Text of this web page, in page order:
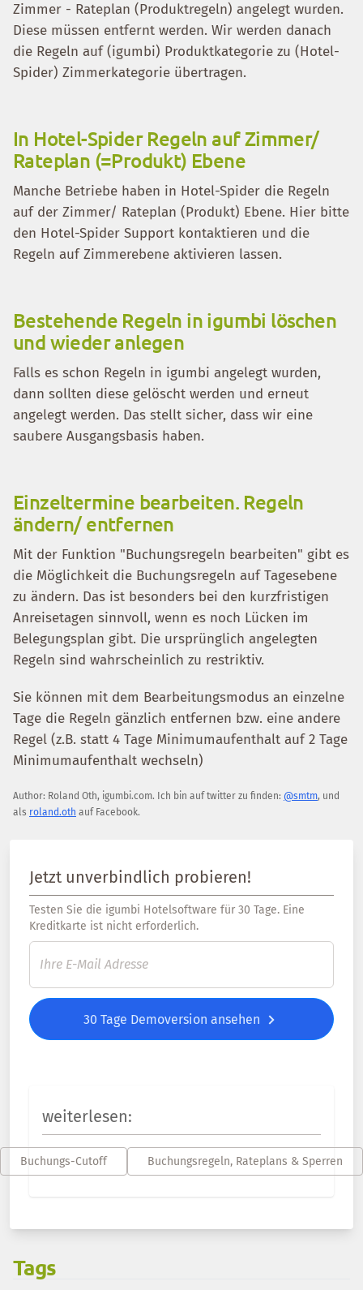
Zimmer - Rateplan (Produktregeln) angelegt wurden.
Diese müssen entfernt werden. Wir werden danach
die Regeln auf (igumbi) Produktkategorie zu (Hotel-
Spider) Zimmerkategorie übertragen.
In Hotel-Spider Regeln auf Zimmer/
Rateplan (=Produkt) Ebene
Manche Betriebe haben in Hotel-Spider die Regeln
auf der Zimmer/ Rateplan (Produkt) Ebene. Hier bitte
den Hotel-Spider Support kontaktieren und die
Regeln auf Zimmerebene aktivieren lassen.
Bestehende Regeln in igumbi löschen
und wieder anlegen
Falls es schon Regeln in igumbi angelegt wurden,
dann sollten diese gelöscht werden und erneut
angelegt werden. Das stellt sicher, dass wir eine
saubere Ausgangsbasis haben.
Einzeltermine bearbeiten. Regeln
ändern/ entfernen
Mit der Funktion "Buchungsregeln bearbeiten" gibt es
die Möglichkeit die Buchungsregeln auf Tagesebene
zu ändern. Das ist besonders bei den kurzfristigen
Anreisetagen sinnvoll, wenn es noch Lücken im
Belegungsplan gibt. Die ursprünglich angelegten
Regeln sind wahrscheinlich zu restriktiv.
Sie können mit dem Bearbeitungsmodus an einzelne
Tage die Regeln gänzlich entfernen bzw. eine andere
Regel (z.B. statt 4 Tage Minimumaufenthalt auf 2 Tage
Minimumaufenthalt wechseln)
Author: Roland Oth, igumbi.com. Ich bin auf twitter zu finden: @smtm, und
als roland.oth auf Facebook.
Jetzt unverbindlich probieren!
Testen Sie die igumbi Hotelsoftware für 30 Tage. Eine
Kreditkarte ist nicht erforderlich.
30 Tage Demoversion ansehen
weiterlesen:
Buchungs-Cutoff Buchungsregeln, Rateplans & Sperren
Tags